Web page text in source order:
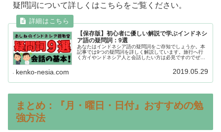
疑問詞について詳しくはこちらをご覧ください。
【保存版】初心者に優しい解説で学ぶインドネシ
ア語の疑問詞：9選
あなたはインドネシア語の疑問詞をご存知でしょうか。本
記事では9つの疑問詞を詳しく解説しています。旅行へ行
く方イやンドネシア人と会話したい方は必見ですのでぜひ
kenko-nesia.com 2019.05.29
まとめ：『月・曜日・日付』おすすめの勉
強方法